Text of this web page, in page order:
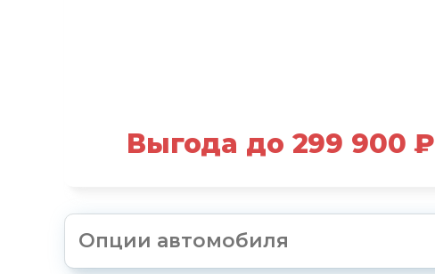
Выгода до 299 900 ₽
Опции автомобиля